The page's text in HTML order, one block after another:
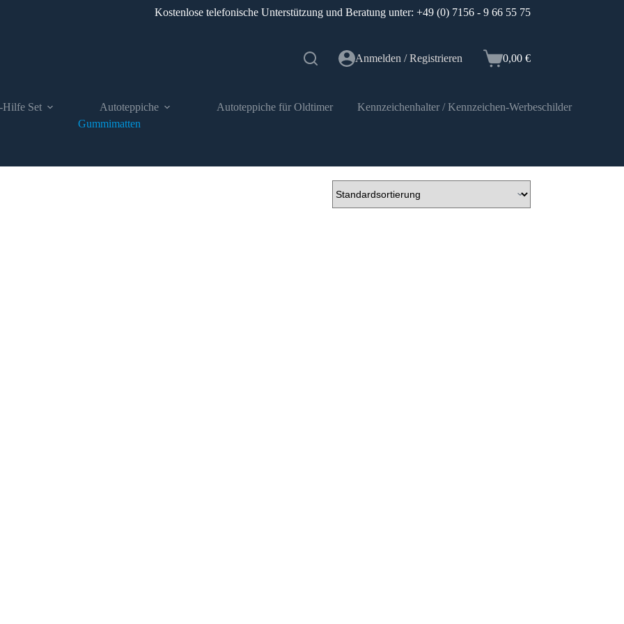
Kostenlose telefonische Unterstützung und Beratung unter: +49 (0) 7156 - 9 66 55 75
Anmelden / Registrieren Warenkorb
0,00 €
Hilfe Set Autoteppiche Autoteppiche für Oldtimer Kennzeichenhalter / Kennzeichen-Werbeschilder
Gummimatten